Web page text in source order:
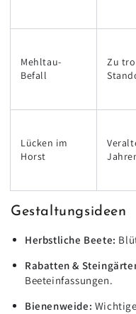
Mehltau-
Befall
Zu
Lücken im
Horst
Gestaltungsideen
Herbstliche Beete:
Rabatten &
Beeteinfassungen.
Bienenweide: